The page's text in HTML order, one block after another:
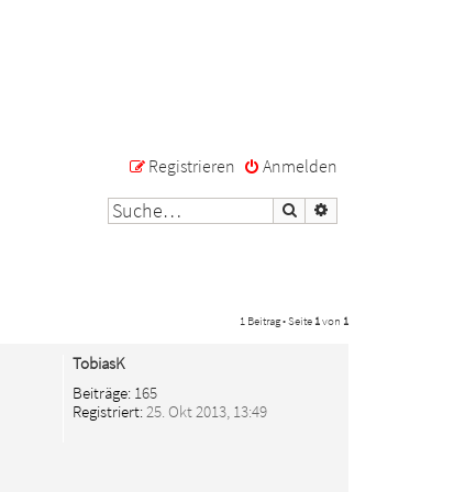
Anmelden
Registrieren
Suche
1 Beitrag • Seite 1von 1
TobiasK
Beiträge: 165
Registriert:25. Okt 2013, 13:49